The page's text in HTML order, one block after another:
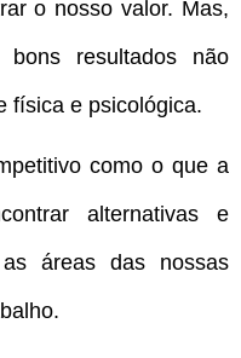
o nosso valor. Mas,
resultados não
física e psicológica.
como o que a
alternativas e
áreas das nossas